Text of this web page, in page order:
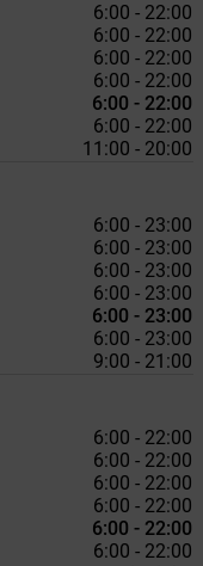
6:00 - 22:00
6:00 - 22:00
6:00 - 22:00
6:00 - 22:00
6:00 - 22:00
6:00 - 22:00
11:00 - 20:00
6:00 - 23:00
6:00 - 23:00
6:00 - 23:00
6:00 - 23:00
6:00 - 23:00
6:00 - 23:00
9:00 - 21:00
6:00 - 22:00
6:00 - 22:00
6:00 - 22:00
6:00 - 22:00
6:00 - 22:00
6:00 - 22:00